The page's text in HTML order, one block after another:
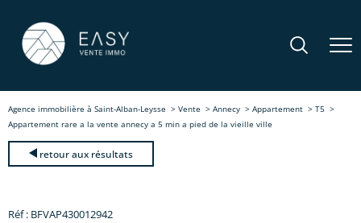
Agence immobilière à Saint-Alban-Leysse Vente Annecy Appartement
T5
Appartement rare a la vente annecy a 5 min a pied de la vieille ville
retour aux résultats
Réf : BFVAP430012942